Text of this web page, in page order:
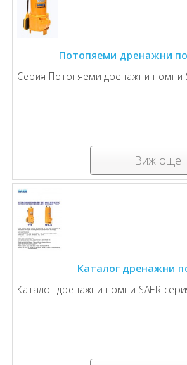
Потопяеми дренажни
Серия Потопяеми дренажни помпи
Виж още
Каталог дренажни
Каталог дренажни помпи SAER